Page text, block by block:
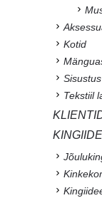
Kotid
Sisustus
Tekstiil